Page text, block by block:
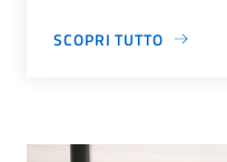
SCOPRI TUTTO